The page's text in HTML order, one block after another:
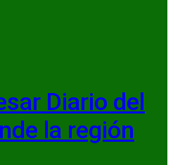
Diario del
la región